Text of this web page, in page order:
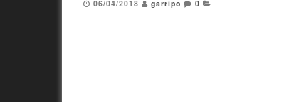
06/04/2018 garripo 0